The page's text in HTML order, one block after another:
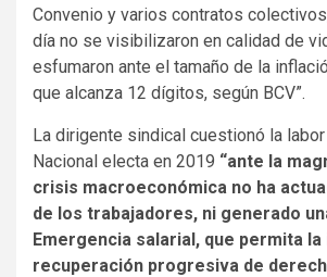
Convenio y varios contratos
día no se visibilizaron en calidad de
esfumaron ante el tamaño de la
que alcanza 12 dígitos, según BCV”.
La dirigente sindical cuestionó la
Nacional electa en 2019 “ante la
crisis macroeconómica no ha
de los trabajadores, ni generado
Emergencia salarial, que permita la
recuperación progresiva de